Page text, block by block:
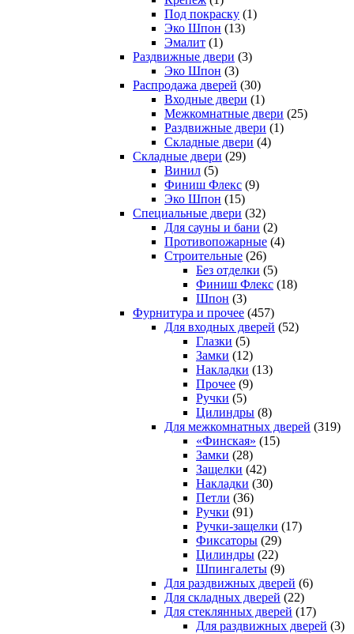
Под покраску (1)
Эко Шпон (13)
Эмалит (1)
Раздвижные двери (3)
Эко Шпон (3)
Распродажа дверей (30)
Входные двери (1)
Межкомнатные двери (25)
Раздвижные двери (1)
Складные двери (4)
Складные двери (29)
Винил (5)
Финиш Флекс (9)
Эко Шпон (15)
Специальные двери (32)
Для сауны и бани (2)
Противопожарные (4)
Строительные (26)
Без отделки (5)
Финиш Флекс (18)
Шпон (3)
Фурнитура и прочее (457)
Для входных дверей (52)
Глазки (5)
Замки (12)
Накладки (13)
Прочее (9)
Ручки (5)
Цилиндры (8)
Для межкомнатных дверей (319)
«Финская» (15)
Замки (28)
Защелки (42)
Накладки (30)
Петли (36)
Ручки (91)
Ручки-защелки (17)
Фиксаторы (29)
Цилиндры (22)
Шпингалеты (9)
Для раздвижных дверей (6)
Для складных дверей (22)
Для стеклянных дверей (17)
Для раздвижных дверей (3)